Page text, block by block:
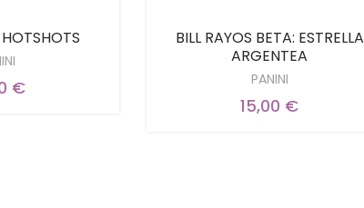
€
BILL RAYOS BETA: ESTRELLA
ARGENTEA
PANINI
15,00 €